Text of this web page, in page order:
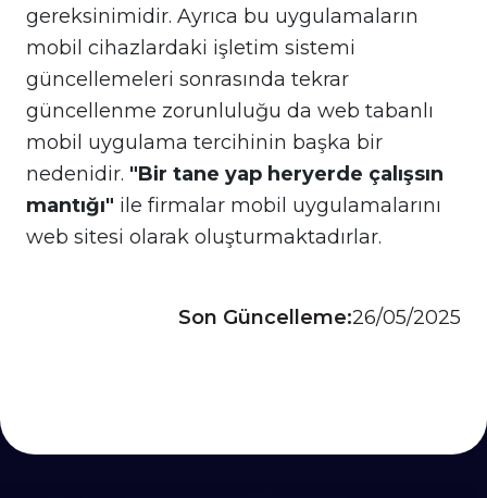
gereksinimidir. Ayrıca bu uygulamaların
mobil cihazlardaki işletim sistemi
güncellemeleri sonrasında tekrar
güncellenme zorunluluğu da web tabanlı
mobil uygulama tercihinin başka bir
nedenidir. "Bir tane yap heryerde çalışsın
mantığı" ile firmalar mobil uygulamalarını
web sitesi olarak oluşturmaktadırlar.
Son Güncelleme:26/05/2025